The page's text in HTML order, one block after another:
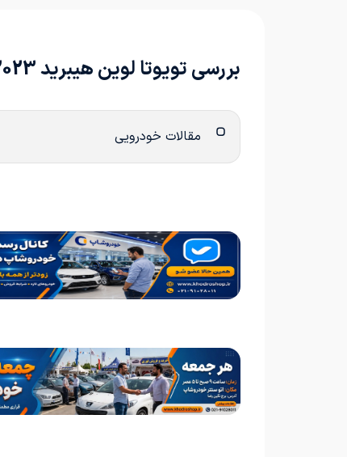
بررسی تویوتا لوین هیبرید 2023 برساوش (Toyota Levin Hybrid)
مقالات خودرویی